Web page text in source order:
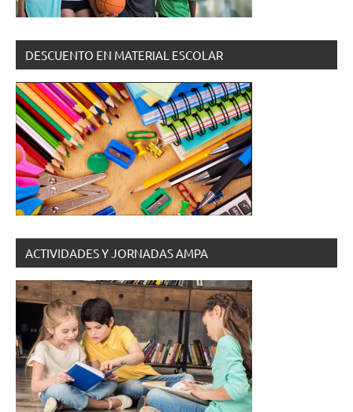
DESCUENTO EN MATERIAL ESCOLAR
ACTIVIDADES Y JORNADAS AMPA